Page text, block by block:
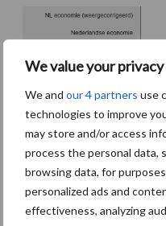
We value your privacy
We and our 4 partners use
technologies to improve
may store and/or access
process the personal data,
browsing data, for
personalized ads and
effectiveness, analyzing